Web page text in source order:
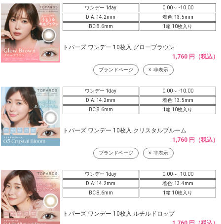
ワンデー 1day
0.00～ -10.00
DIA: 14.2mm
着色: 13.5mm
BC 8.6mm
1箱 10枚入り
トパーズ ワンデー 10枚入 グローブラウン
1,760 円（税込）
ブランドページ 非表示
ワンデー 1day
0.00～ -10.00
DIA: 14.2mm
着色: 13.5mm
BC 8.6mm
1箱 10枚入り
トパーズ ワンデー 10枚入 クリスタルブルーム
1,760 円（税込）
ブランドページ 非表示
ワンデー 1day
0.00～ -10.00
DIA: 14.2mm
着色: 13.4mm
BC 8.6mm
1箱 10枚入り
トパーズ ワンデー 10枚入 ルチルドロップ